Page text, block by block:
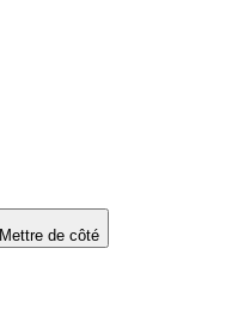
Mettre de côté